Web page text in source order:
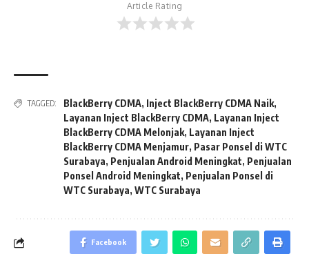
Article Rating
TAGGED: BlackBerry CDMA, Inject BlackBerry CDMA Naik,
Layanan Inject BlackBerry CDMA, Layanan Inject
BlackBerry CDMA Melonjak, Layanan Inject
BlackBerry CDMA Menjamur, Pasar Ponsel di WTC
Surabaya, Penjualan Android Meningkat, Penjualan
Ponsel Android Meningkat, Penjualan Ponsel di
WTC Surabaya, WTC Surabaya
Facebook